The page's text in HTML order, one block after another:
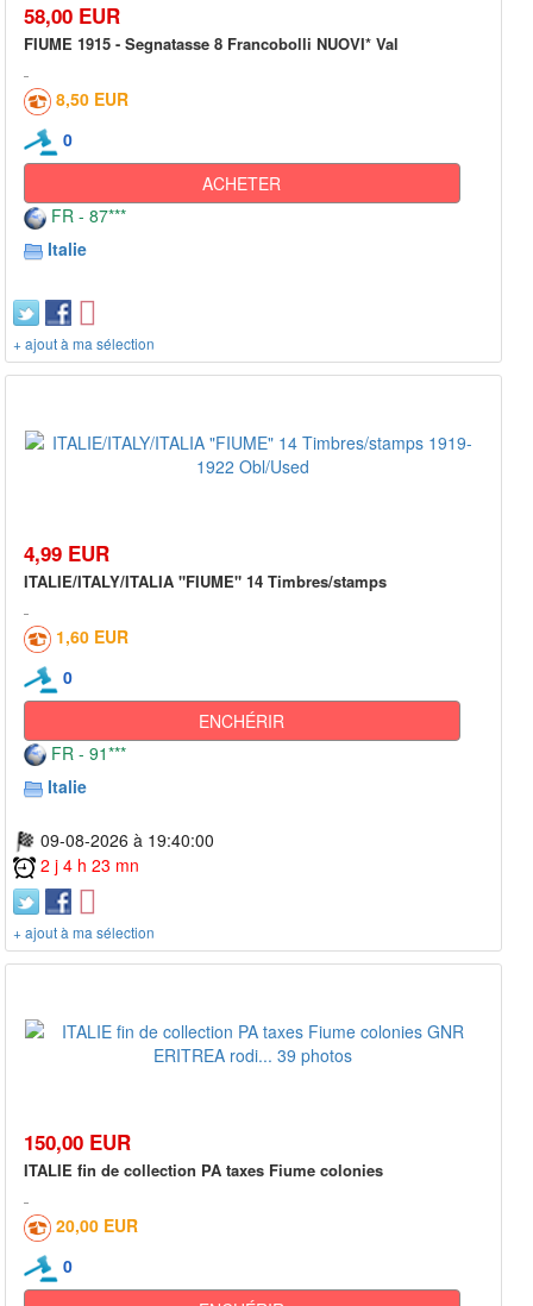
58,00 EUR
FIUME 1915 - Segnatasse 8 Francobolli NUOVI* Val
8,50 EUR
0
ACHETER
FR - 87***
Italie
+ ajout à ma sélection
4,99 EUR
ITALIE/ITALY/ITALIA "FIUME" 14 Timbres/stamps
1,60 EUR
0
ENCHÉRIR
FR - 91***
Italie
09-08-2026 à 19:40:00
2 j 4 h 23 mn
+ ajout à ma sélection
150,00 EUR
ITALIE fin de collection PA taxes Fiume colonies
20,00 EUR
0